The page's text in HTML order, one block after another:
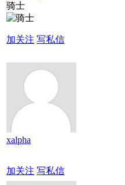
骑士
加关注 写私信
xalpha
加关注 写私信